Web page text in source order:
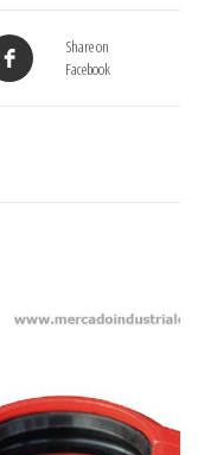
Share on
Facebook